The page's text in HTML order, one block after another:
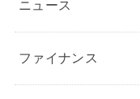
ニュース
ファイナンス